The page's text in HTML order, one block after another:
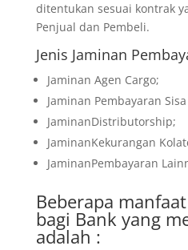
ditentukan sesuai kontrak
Penjual dan Pembeli.
Jenis Jaminan
Jaminan Agen Cargo;
Jaminan Pembayaran
JaminanDistributorship;
JaminanKekurangan
JaminanPembayaran
Beberapa
bagi Bank yang
adalah :